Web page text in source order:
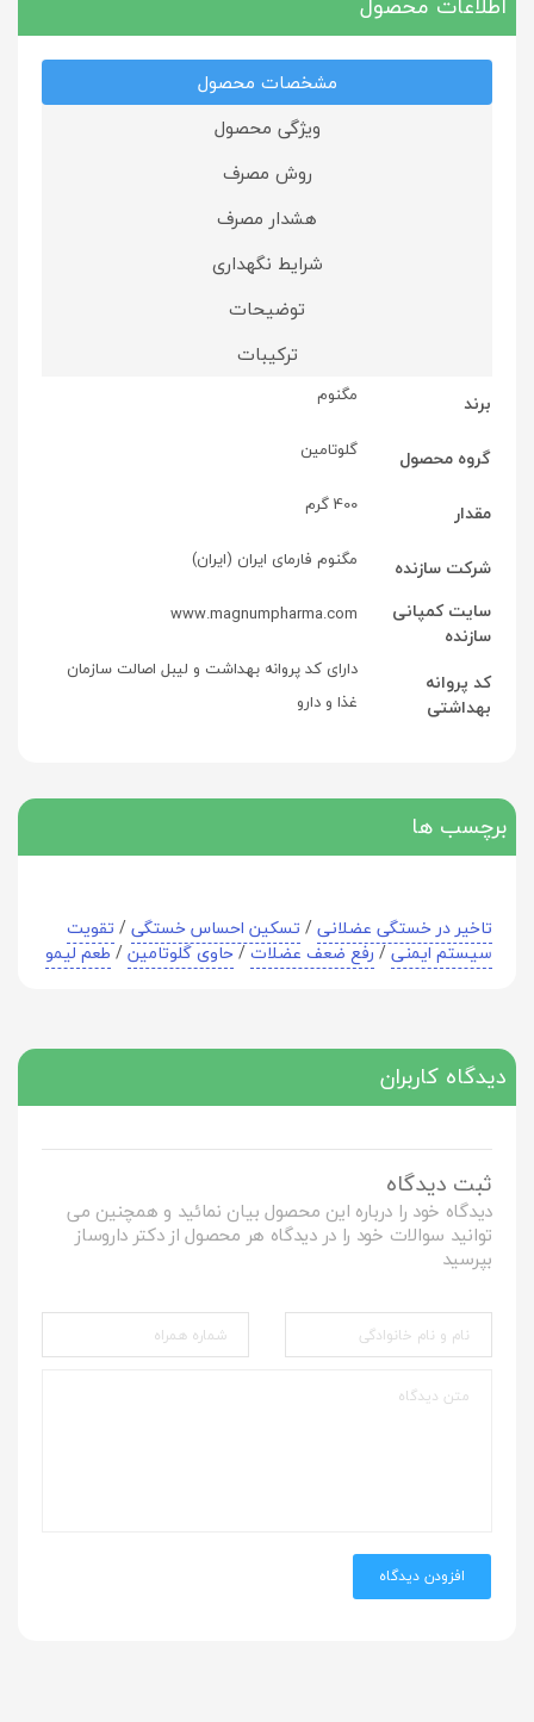
مشخصات محصول
ویژگی محصول
روش مصرف
هشدار مصرف
شرایط نگهداری
توضیحات
ترکیبات
برند مگنوم
گروه محصول گلوتامین
مقدار 400 گرم
شرکت سازنده مگنوم فارمای ایران (ایران)
سایت کمپانی
سازنده
www.magnumpharma.com
کد پروانه
بهداشتی
دارای کد پروانه بهداشت و لیبل اصالت سازمان
غذا و دارو
برچسب ها
تاخیر در خستگی عضلانی/ تسکین احساس خستگی/ تقویت
سیستم ایمنی/رفع ضعف عضلات/حاوی گلوتامین/ طعم لیمو
دیدگاه کاربران
ثبت دیدگاه
دیدگاه خود را درباره این محصول بیان نمائید و همچنین می
توانید سوالات خود را در دیدگاه هر محصول از دکتر داروساز
بپرسید
افزودن دیدگاه